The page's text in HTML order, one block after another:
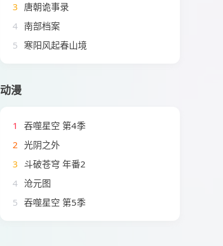
3 唐朝诡事录
4 南部档案
5 寒阳风起春山境
动漫
1
吞噬星空 第4季
2 光阴之外
3 斗破苍穹 年番2
4 沧元图
5 吞噬星空 第5季